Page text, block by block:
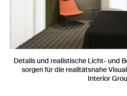
Details und realistische Licht- und
sorgen für die realitätsnahe
Interior